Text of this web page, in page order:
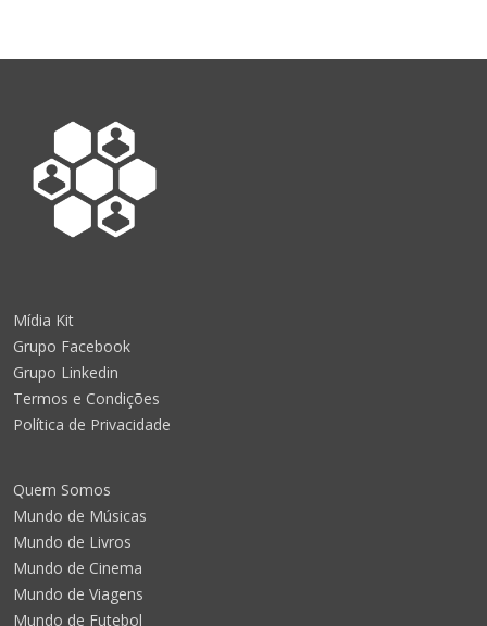
Mídia Kit
Grupo Facebook
Grupo Linkedin
Termos e Condições
Política de Privacidade
Quem Somos
Mundo de Músicas
Mundo de Livros
Mundo de Cinema
Mundo de Viagens
Mundo de Futebol